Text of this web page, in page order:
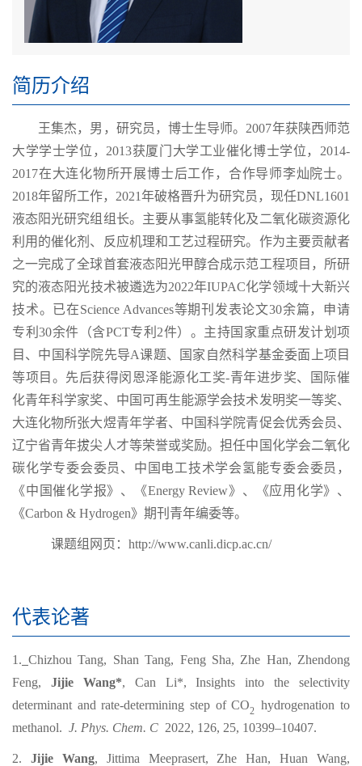
简历介绍
王集杰，男，研究员，博士生导师。2007年获陕西师范
大学学士学位，2013获厦门大学工业催化博士学位，2014-
2017在大连化物所开展博士后工作，合作导师李灿院士。
2018年留所工作，2021年破格晋升为研究员，现任DNL1601
液态阳光研究组组长。主要从事氢能转化及二氧化碳资源化
利用的催化剂、反应机理和工艺过程研究。作为主要贡献者
之一完成了全球首套液态阳光甲醇合成示范工程项目，所研
究的液态阳光技术被遴选为2022年IUPAC化学领域十大新兴
技术。已在Science Advances等期刊发表论文30余篇，申请
专利30余件（含PCT专利2件）。主持国家重点研发计划项
目、中国科学院先导A课题、国家自然科学基金委面上项目
等项目。先后获得闵恩泽能源化工奖-青年进步奖、国际催
化青年科学家奖、中国可再生能源学会技术发明奖一等奖、
大连化物所张大煜青年学者、中国科学院青促会优秀会员、
辽宁省青年拔尖人才等荣誉或奖励。担任中国化学会二氧化
碳化学专委会委员、中国电工技术学会氢能专委会委员，
《中国催化学报》、《Energy Review》、《应用化学》、
《Carbon & Hydrogen》期刊青年编委等。
课题组网页：http://www.canli.dicp.ac.cn/
代表论著
1. Chizhou Tang, Shan Tang, Feng Sha, Zhe Han, Zhendong
Feng, Jijie Wang*, Can Li*, Insights into the selectivity
determinant and rate-determining step of CO2 hydrogenation to
methanol. J. Phys. Chem. C 2022, 126, 25, 10399–10407.
2. Jijie Wang, Jittima Meeprasert, Zhe Han, Huan Wang,